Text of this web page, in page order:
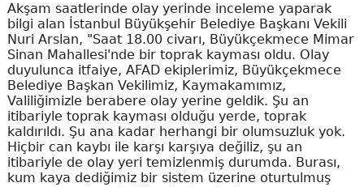
Akşam saatlerinde olay yerinde inceleme yaparak
bilgi alan İstanbul Büyükşehir Belediye Başkanı Vekili
Nuri Arslan, "Saat 18.00 civarı, Büyükçekmece Mimar
Sinan Mahallesi'nde bir toprak kayması oldu. Olay
duyulunca itfaiye, AFAD ekiplerimiz, Büyükçekmece
Belediye Başkan Vekilimiz, Kaymakamımız,
Valiliğimizle berabere olay yerine geldik. Şu an
itibariyle toprak kayması olduğu yerde, toprak
kaldırıldı. Şu ana kadar herhangi bir olumsuzluk yok.
Hiçbir can kaybı ile karşı karşıya değiliz, şu an
itibariyle de olay yeri temizlenmiş durumda. Burası,
kum kaya dediğimiz bir sistem üzerine oturtulmuş